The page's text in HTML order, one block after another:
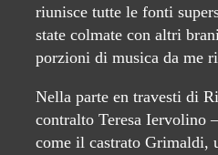
riunisce tutte le fonti
state colmate con altri
porzioni di musica da me
Nella parte en travesti di
contralto Teresa Iervolino
come il castrato Grimaldi,